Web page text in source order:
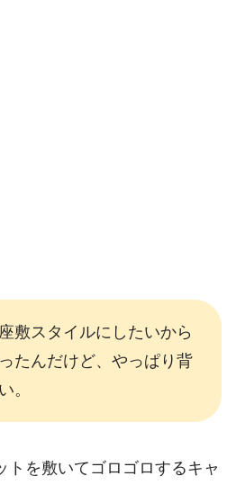
敷スタイルにしたいから
たんだけど、やっぱり背
。
トを敷いてゴロゴロするキャ